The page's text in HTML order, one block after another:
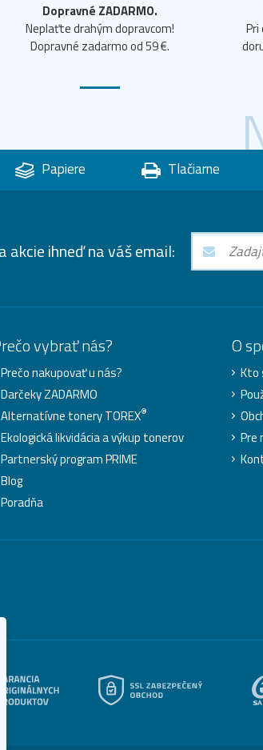
Dopravné ZADARMO.
Neplaťte drahým dopravcom!
Dopravné zadarmo od 59 €.
Papiere Tlačiarne
akcie ihneď na váš email:
vybrať nás?
Prečo nakupovať u nás?
Darčeky ZADARMO
Alternatívne tonery TOREX®
Ekologická likvidácia a výkup tonerov
Partnerský program PRIME
Blog
Poradňa
O
Kto
Pre